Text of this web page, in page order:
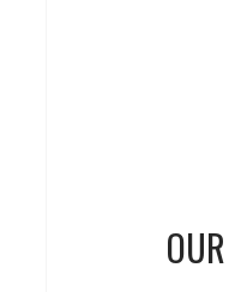
OUR